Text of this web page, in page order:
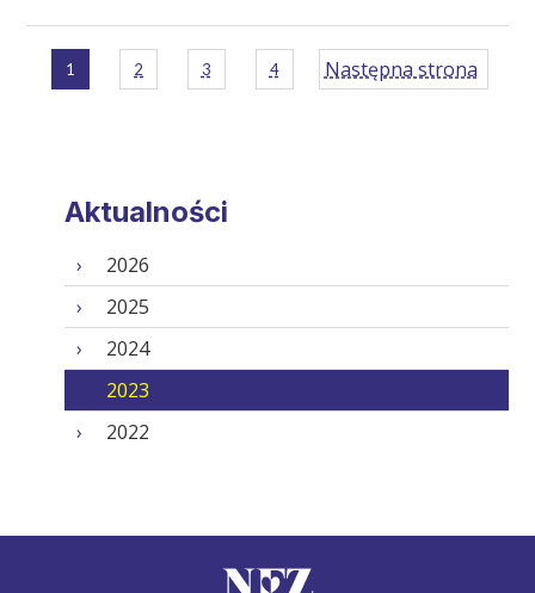
1 2 3 4 Następna strona
Aktualności
2026
2025
2024
2023
2022